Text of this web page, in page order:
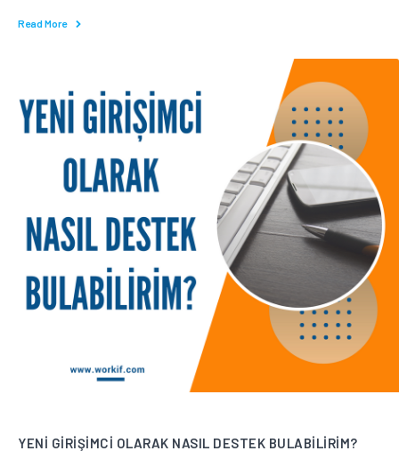
Read More
YENİ GİRİŞİMCİ OLARAK NASIL DESTEK BULABİLİRİM?